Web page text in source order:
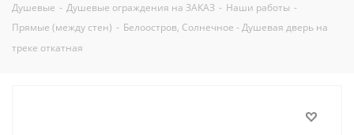
Душевые - Душевые ограждения на ЗАКАЗ - Наши работы -
Прямые (между стен) - Белоостров, Солнечное - Душевая дверь на
треке откатная